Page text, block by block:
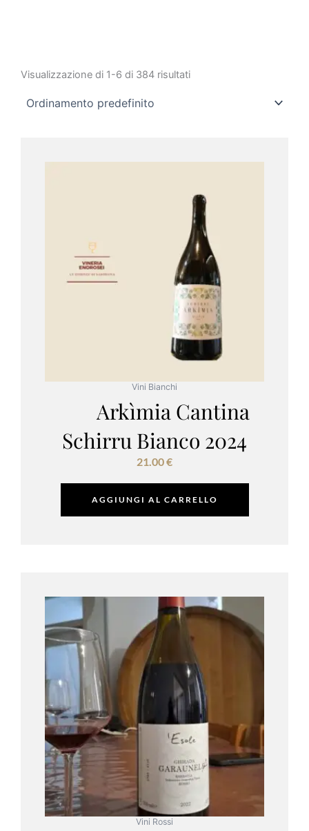
Visualizzazione di 1-6 di 384 risultati
Vini Bianchi
Arkìmia Cantina
Schirru Bianco 2024
21.00€
AGGIUNGI AL CARRELLO
Vini Rossi